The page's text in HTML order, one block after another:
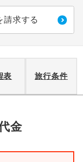
請求する
表 旅行条件
金